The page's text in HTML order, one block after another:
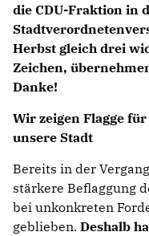
die CDU-Fraktion in
Herbst gleich drei
Zeichen,
Danke!
Wir zeigen Flagge
unsere Stadt
Bereits in der
stärkere Beflaggung
bei unkonkreten
geblieben. Deshalb